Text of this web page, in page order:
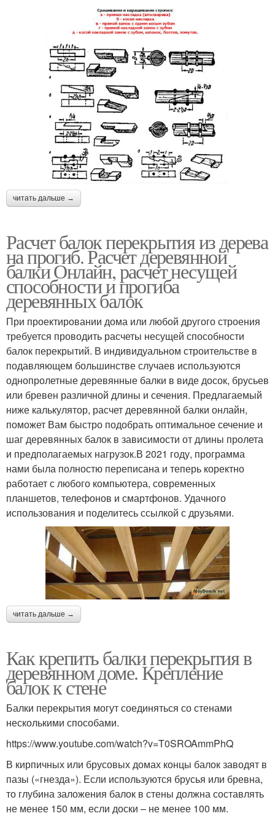
читать дальше →
Расчет балок перекрытия из дерева
на прогиб. Расчет деревянной
балки Онлайн, расчет несущей
способности и прогиба
деревянных балок
При проектировании дома или любой другого строения
требуется проводить расчеты несущей способности
балок перекрытий. В индивидуальном строительстве в
подавляющем большинстве случаев используются
однопролетные деревянные балки в виде досок, брусьев
или бревен различной длины и сечения. Предлагаемый
ниже калькулятор, расчет деревянной балки онлайн,
поможет Вам быстро подобрать оптимальное сечение и
шаг деревянных балок в зависимости от длины пролета
и предполагаемых нагрузок.В 2021 году, программа
нами была полностю переписана и теперь коректно
работает с любого компьютера, современных
планшетов, телефонов и смартфонов. Удачного
использования и поделитесь ссылкой с друзьями.
читать дальше →
Как крепить балки перекрытия в
деревянном доме. Крепление
балок к стене
Балки перекрытия могут соединяться со стенами
несколькими способами.
https://www.youtube.com/watch?v=T0SROAmmPhQ
В кирпичных или брусовых домах концы балок заводят в
пазы («гнезда»). Если используются брусья или бревна,
то глубина заложения балок в стены должна составлять
не менее 150 мм, если доски – не менее 100 мм.